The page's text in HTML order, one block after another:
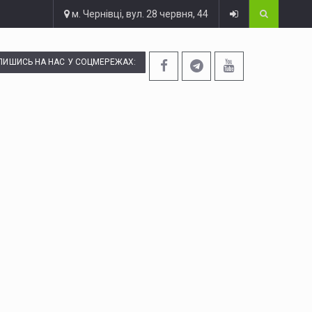
м. Чернівці, вул. 28 червня, 44
НА НАС У СОЦМЕРЕЖАХ: